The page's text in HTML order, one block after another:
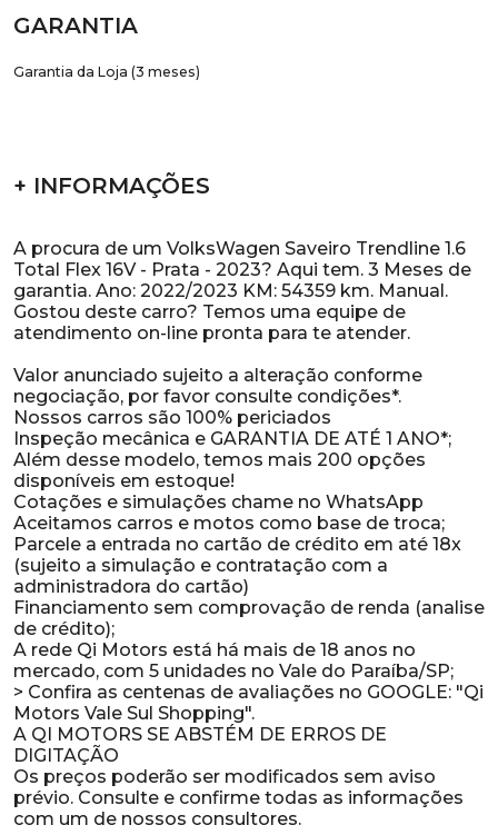
GARANTIA
Garantia da Loja (3 meses)
+ INFORMAÇÕES
A procura de um VolksWagen Saveiro Trendline 1.6
Total Flex 16V - Prata - 2023? Aqui tem. 3 Meses de
garantia. Ano: 2022/2023 KM: 54359 km. Manual.
Gostou deste carro? Temos uma equipe de
atendimento on-line pronta para te atender.
Valor anunciado sujeito a alteração conforme
negociação, por favor consulte condições*.
Nossos carros são 100% periciados
Inspeção mecânica e GARANTIA DE ATÉ 1 ANO*;
Além desse modelo, temos mais 200 opções
disponíveis em estoque!
Cotações e simulações chame no WhatsApp
Aceitamos carros e motos como base de troca;
Parcele a entrada no cartão de crédito em até 18x
(sujeito a simulação e contratação com a
administradora do cartão)
Financiamento sem comprovação de renda (analise
de crédito);
A rede Qi Motors está há mais de 18 anos no
mercado, com 5 unidades no Vale do Paraíba/SP;
> Confira as centenas de avaliações no GOOGLE: "Qi
Motors Vale Sul Shopping".
A QI MOTORS SE ABSTÉM DE ERROS DE
DIGITAÇÃO
Os preços poderão ser modificados sem aviso
prévio. Consulte e confirme todas as informações